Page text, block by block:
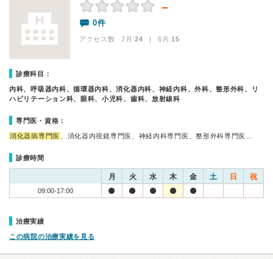
－
0件
アクセス数 7月:24 | 6月:15
診療科目：
内科、呼吸器内科、循環器内科、消化器内科、神経内科、外科、整形外科、リ
ハビリテーション科、眼科、小児科、歯科、放射線科
専門医・資格：
消化器病専門医 、消化器内視鏡専門医、神経内科専門医、整形外科専門医…
診療時間
月 火 水 木 金 土 日 祝
09:00-17:00
治療実績
この病院の治療実績を見る